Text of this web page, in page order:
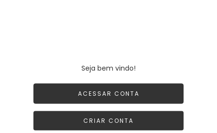
Seja bem vindo!
ACESSAR CONTA
CRIAR CONTA